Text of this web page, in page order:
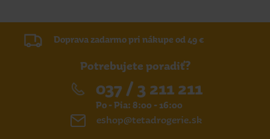
Doprava zadarmo pri nákupe od 49 €
Potrebujete poradiť?
037 / 3 211 211
Po - Pia: 8:00 - 16:00
eshop@tetadrogerie.sk